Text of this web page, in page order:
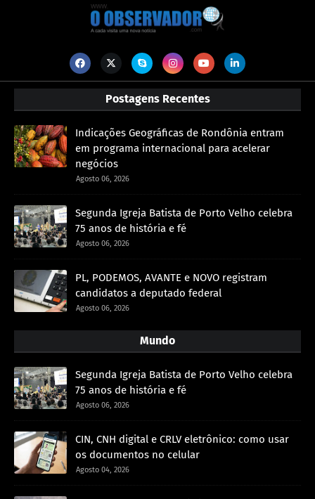
Postagens Recentes
Indicações Geográficas de Rondônia entram
em programa internacional para acelerar
negócios
Agosto 06, 2026
Segunda Igreja Batista de Porto Velho celebra
75 anos de história e fé
Agosto 06, 2026
PL, PODEMOS, AVANTE e NOVO registram
candidatos a deputado federal
Agosto 06, 2026
Mundo
Segunda Igreja Batista de Porto Velho celebra
75 anos de história e fé
Agosto 06, 2026
CIN, CNH digital e CRLV eletrônico: como usar
os documentos no celular
Agosto 04, 2026